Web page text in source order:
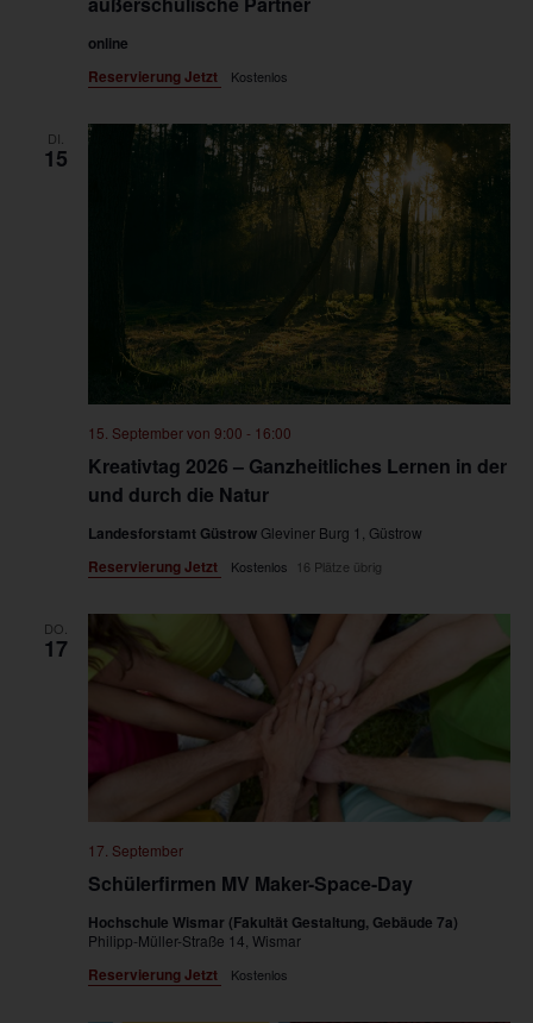
online
Reservierung Jetzt
Kostenlos
DI.
15
Kreativtag 2026 – Ganzheitliches Lernen in der
und durch die Natur
15. September von 9:00 - 16:00
Landesforstamt Güstrow Gleviner Burg 1, Güstrow
Reservierung Jetzt Kostenlos 16 Plätze übrig
DO.
17
Schülerfirmen MV Maker-Space-Day
17. September
Hochschule Wismar (Fakultät Gestaltung, Gebäude 7a)
Philipp-Müller-Straße 14, Wismar
Reservierung Jetzt Kostenlos